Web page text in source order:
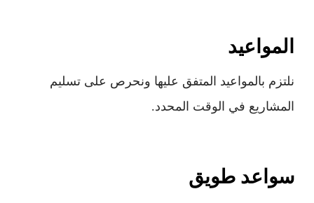
المواعيد
نلتزم بالمواعيد المتفق عليها ونحرص على تسليم
المشاريع في الوقت المحدد.
سواعد طويق